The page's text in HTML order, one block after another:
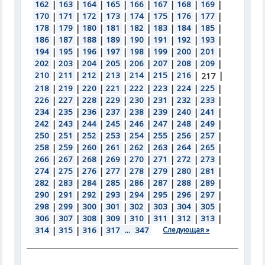
162 | 163 | 164 | 165 | 166 | 167 | 168 | 169 |
170 | 171 | 172 | 173 | 174 | 175 | 176 | 177 |
178 | 179 | 180 | 181 | 182 | 183 | 184 | 185 |
186 | 187 | 188 | 189 | 190 | 191 | 192 | 193 |
194 | 195 | 196 | 197 | 198 | 199 | 200 | 201 |
202 | 203 | 204 | 205 | 206 | 207 | 208 | 209 |
210 | 211 | 212 | 213 | 214 | 215 | 216 | 217 |
218 | 219 | 220 | 221 | 222 | 223 | 224 | 225 |
226 | 227 | 228 | 229 | 230 | 231 | 232 | 233 |
234 | 235 | 236 | 237 | 238 | 239 | 240 | 241 |
242 | 243 | 244 | 245 | 246 | 247 | 248 | 249 |
250 | 251 | 252 | 253 | 254 | 255 | 256 | 257 |
258 | 259 | 260 | 261 | 262 | 263 | 264 | 265 |
266 | 267 | 268 | 269 | 270 | 271 | 272 | 273 |
274 | 275 | 276 | 277 | 278 | 279 | 280 | 281 |
282 | 283 | 284 | 285 | 286 | 287 | 288 | 289 |
290 | 291 | 292 | 293 | 294 | 295 | 296 | 297 |
298 | 299 | 300 | 301 | 302 | 303 | 304 | 305 |
306 | 307 | 308 | 309 | 310 | 311 | 312 | 313 |
314 | 315 | 316 | 317 ... 347 Следующая »